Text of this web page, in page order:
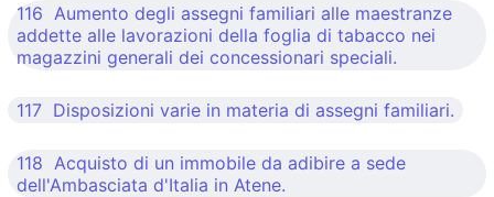
116 Aumento degli assegni familiari alle maestranze
addette alle lavorazioni della foglia di tabacco nei
magazzini generali dei concessionari speciali.
117 Disposizioni varie in materia di assegni familiari.
118 Acquisto di un immobile da adibire a sede
dell'Ambasciata d'Italia in Atene.